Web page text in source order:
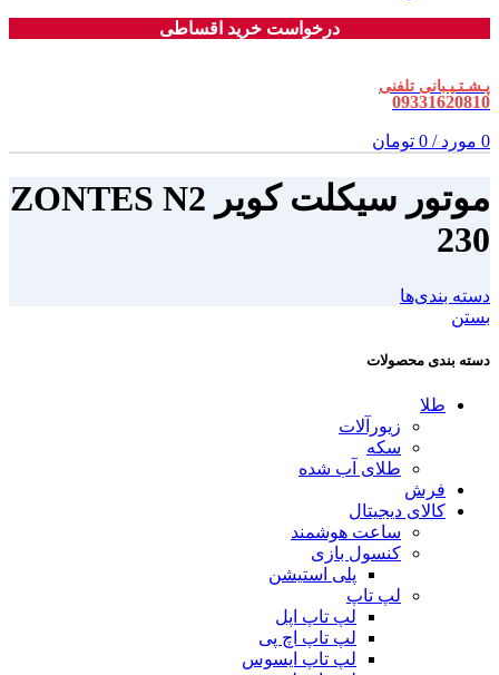
درخواست خرید اقساطی
پـشـتـیـبانی تلفنی
09331620810
0 مورد /
0 تومان
موتور سیکلت کویر ZONTES N2
230
دسته بندی‌ها
بستن
دسته بندی محصولات
طلا
زیورآلات
سکه
طلای آب شده
فرش
کالای دیجیتال
ساعت هوشمند
کنسول بازی
پلی استیشن
لپ تاپ
لپ تاپ اپل
لپ تاپ اچ پی
لپ تاپ ایسوس